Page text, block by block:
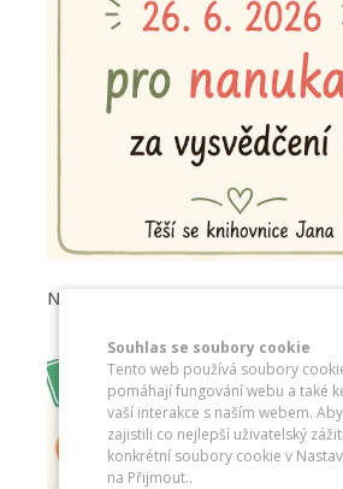
Souhlas se soubory cookie
Tento web používá soubory
pomáhají fungování webu a také
vaší interakce s naším webem.
zajistili co nejlepší uživatelský
konkrétní soubory cookie v
na Přijmout..
Nanuky za vysvědčení